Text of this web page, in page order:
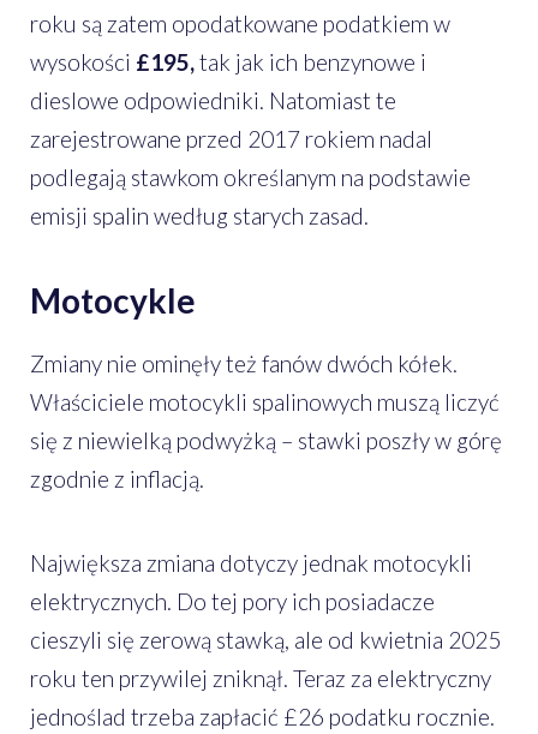
roku są zatem opodatkowane podatkiem w
wysokości £195, tak jak ich benzynowe i
dieslowe odpowiedniki. Natomiast te
zarejestrowane przed 2017 rokiem nadal
podlegają stawkom określanym na podstawie
emisji spalin według starych zasad.
Motocykle
Zmiany nie ominęły też fanów dwóch kółek.
Właściciele motocykli spalinowych muszą liczyć
się z niewielką podwyżką – stawki poszły w górę
zgodnie z inflacją.
Największa zmiana dotyczy jednak motocykli
elektrycznych. Do tej pory ich posiadacze
cieszyli się zerową stawką, ale od kwietnia 2025
roku ten przywilej zniknął. Teraz za elektryczny
jednoślad trzeba zapłacić £26 podatku rocznie.